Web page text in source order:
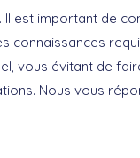
Il est important de
connaissances
vous évitant de
Nous vous